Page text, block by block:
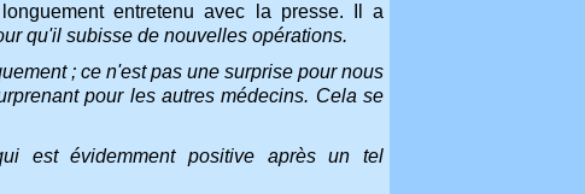
entretenu avec la presse. Il a
qu'il subisse de nouvelles opérations.
; ce n'est pas une surprise pour nous
pour les autres médecins. Cela se
est évidemment positive après un tel